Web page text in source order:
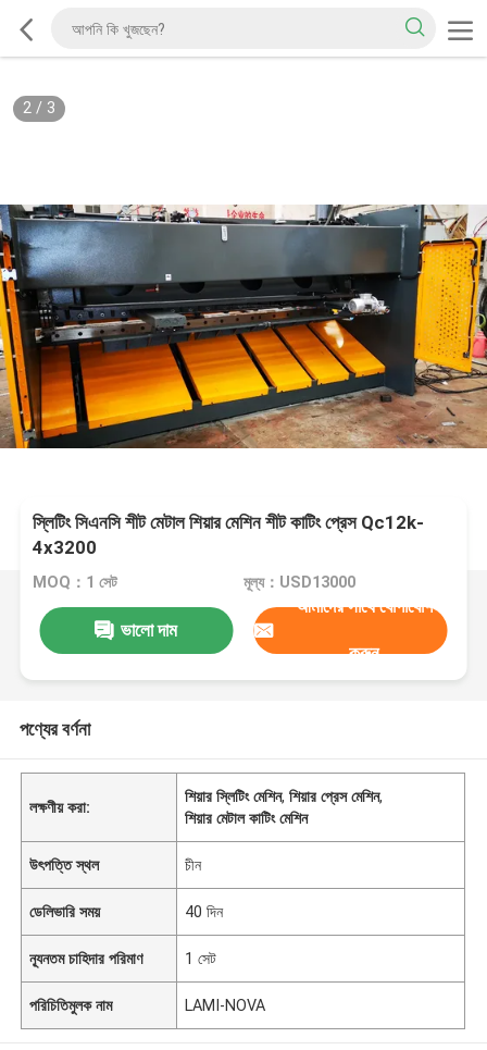
2/ 3
স্লিটিং সিএনসি শীট মেটাল শিয়ার মেশিন শীট কাটিং প্রেস Qc12k-
4x3200
MOQ：1 সেট মূল্য：USD13000
ভালো দাম
আমাদের সাথে যোগাযোগ
করুন
পণ্যের বর্ণনা
লক্ষণীয় করা:
শিয়ার স্লিটিং মেশিন,শিয়ার প্রেস মেশিন,
শিয়ার মেটাল কাটিং মেশিন
উৎপত্তি স্থল চীন
ডেলিভারি সময় 40 দিন
ন্যূনতম চাহিদার পরিমাণ 1 সেট
পরিচিতিমুলক নাম LAMI-NOVA